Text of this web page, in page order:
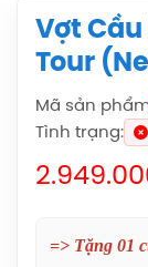
Vợt Cầu
Tour
Mã sản
Tình trạng:
=> Tặng 01